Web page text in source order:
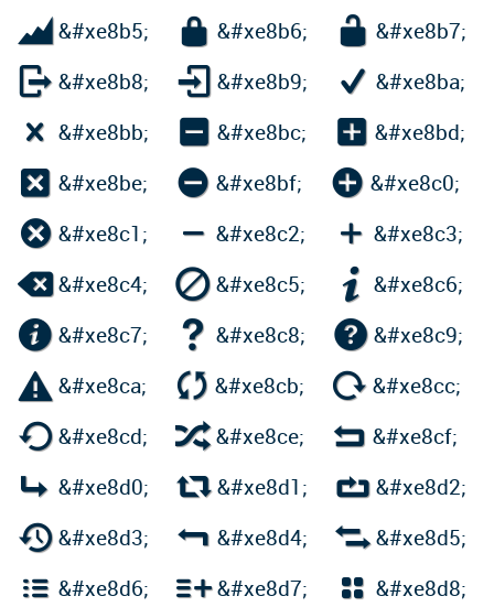
&#xe8b5;  &#xe8b6;  &#xe8b7;
&#xe8b8;  &#xe8b9;  &#xe8ba;
 &#xe8bb;  &#xe8bc;  &#xe8bd;
 &#xe8be;  &#xe8bf;  &#xe8c0;
 &#xe8c1;  &#xe8c2;  &#xe8c3;
&#xe8c4; &#xe8c5;  &#xe8c6;
&#xe8c7;  &#xe8c8; &#xe8c9;
 &#xe8ca;  &#xe8cb; &#xe8cc;
&#xe8cd; &#xe8ce;  &#xe8cf;
 &#xe8d0; &#xe8d1; &#xe8d2;
&#xe8d3;  &#xe8d4; &#xe8d5;
 &#xe8d6; &#xe8d7;  &#xe8d8;